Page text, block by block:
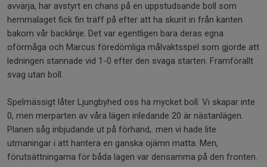
avvärja, har avstyrt en chans på en uppstudsande boll som
hemmalaget fick fin träff på efter att ha skurit in från kanten
bakom vår backlinje. Det var egentligen bara deras egna
oförmåga och Marcus föredömliga målvaktsspel som gjorde att
ledningen stannade vid 1-0 efter den svaga starten. Framförallt
svag utan boll.
Spelmässigt låter Ljungbyhed oss ha mycket boll. Vi skapar inte
0, men merparten av våra lägen inledande 20 är nästanlägen.
Planen såg inbjudande ut på förhand,. men vi hade lite
utmaningar i att hantera en ganska ojämn matta. Men,
förutsättningarna för båda lagen var densamma på den fronten.